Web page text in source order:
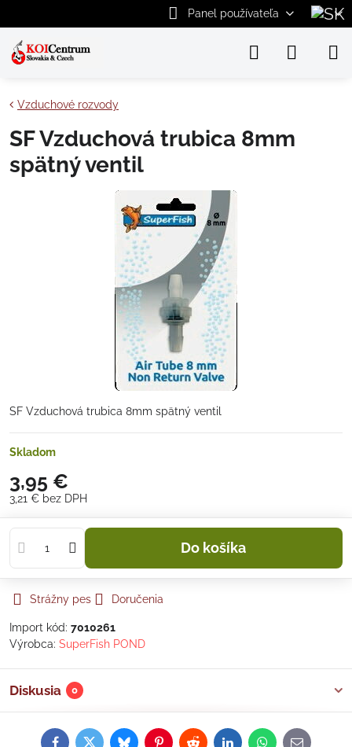
Panel používateľa
Vzduchové rozvody
SF Vzduchová trubica 8mm
spätný ventil
SF Vzduchová trubica 8mm spätný ventil
Skladom
3,95 €
3,21 € bez DPH
Do košíka
Strážny pes Doručenia
Import kód: 7010261
Výrobca: SuperFish POND
Diskusia 0